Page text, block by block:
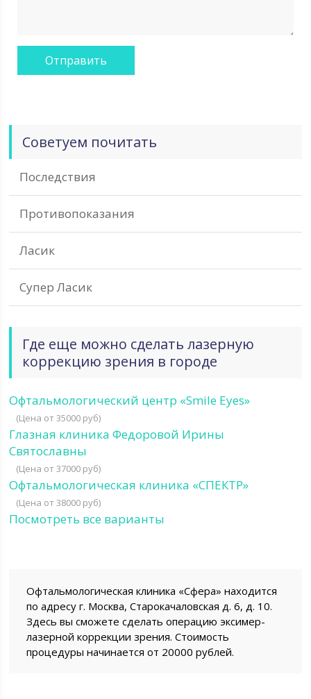
Советуем почитать
Последствия
Противопоказания
Ласик
Супер Ласик
Где еще можно сделать лазерную
коррекцию зрения в городе
Офтальмологический центр «Smile Eyes»
(Цена от 35000 руб)
Глазная клиника Федоровой Ирины
Святославны
(Цена от 37000 руб)
Офтальмологическая клиника «СПЕКТР»
(Цена от 38000 руб)
Посмотреть все варианты
Офтальмологическая клиника «Сфера» находится
по адресу г. Москва, Старокачаловская д. 6, д. 10.
Здесь вы сможете сделать операцию эксимер-
лазерной коррекции зрения. Стоимость
процедуры начинается от 20000 рублей.